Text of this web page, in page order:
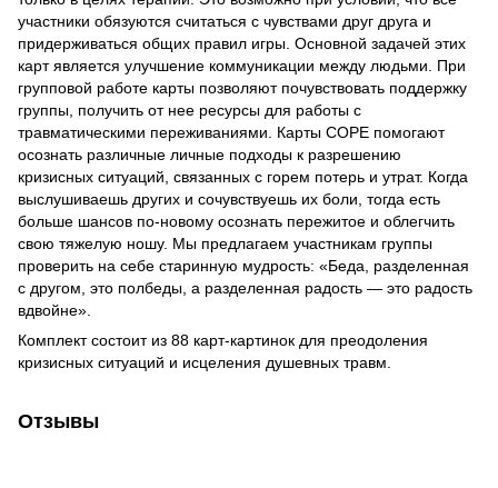
участники обязуются считаться с чувствами друг друга и
придерживаться общих правил игры. Основной задачей этих
карт является улучшение коммуникации между людьми. При
групповой работе карты позволяют почувствовать поддержку
группы, получить от нее ресурсы для работы с
травматическими переживаниями. Карты СОРЕ помогают
осознать различные личные подходы к разрешению
кризисных ситуаций, связанных с горем потерь и утрат. Когда
выслушиваешь других и сочувствуешь их боли, тогда есть
больше шансов по-новому осознать пережитое и облегчить
свою тяжелую ношу. Мы предлагаем участникам группы
проверить на себе старинную мудрость: «Беда, разделенная
с другом, это полбеды, а разделенная радость — это радость
вдвойне».
Комплект состоит из 88 карт-картинок для преодоления
кризисных ситуаций и исцеления душевных травм.
Отзывы